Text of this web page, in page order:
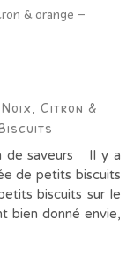
Citron &
de saveurs Il y a
de petits biscuits
biscuits sur le
bien donné envie,